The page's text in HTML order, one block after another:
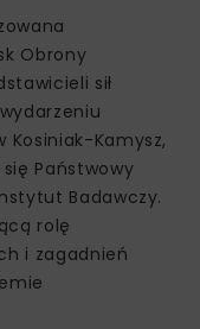
Obrony
sił
Kosiniak-Kamysz,
Państwowy
Badawczy.
rolę
i zagadnień